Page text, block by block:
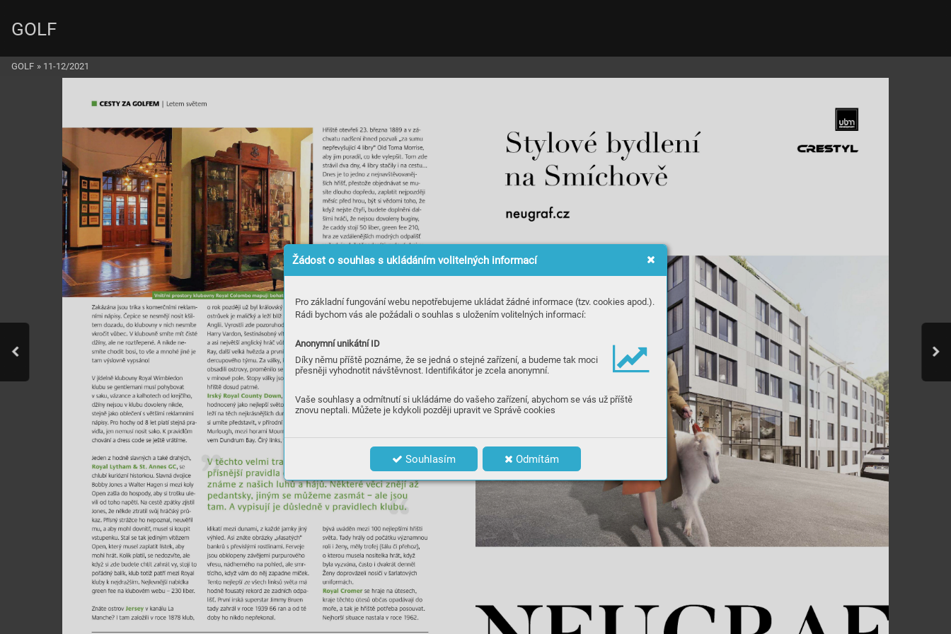
Žádost o souhlas s ukládáním volitelných informací
Pro základní fungování webu nepotřebujeme ukládat žádné informace (tzv. cookies apod.).
Rádi bychom vás ale požádali o souhlas s uložením volitelných informací:
Anonymní unikátní ID
Díky němu příště poznáme, že se jedná o stejné zařízení, a budeme tak moci
přesněji vyhodnotit návštěvnost. Identifikátor je zcela anonymní.
Vaše souhlasy a odmítnutí si ukládáme do vašeho zařízení, abychom se vás už příště
znovu neptali. Můžete je kdykoli později upravit ve Správě cookies
Souhlasím Odmítám
GOLF
GOLF » 11-12/2021